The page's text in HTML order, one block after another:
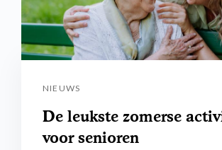
NIEUWS
De leukste zomerse
voor senioren